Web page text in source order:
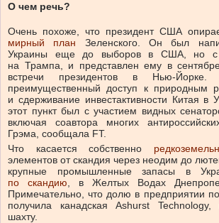
О чем речь?
Очень похоже, что президент США
мирный план Зеленского. Он был
Украины еще до выборов в США, но с
на Трампа, и представлен ему в
встречи президентов в Нью-
преимущественный доступ к природным
и сдерживание инвестактивности Китая в
этот пункт был с участием видных
включая соавтора многих
Грэма, сообщала FT.
Что касается собственно
элементов от скандия через неодим до
крупные промышленные запасы в
по скандию , в Желтых Водах
Примечательно, что долю в предприятии
получила канадская Ashurst Technology,
шахту.